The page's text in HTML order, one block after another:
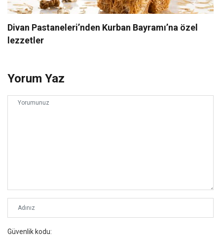
Divan Pastaneleri’nden Kurban Bayramı’na özel
lezzetler
Yorum Yaz
Güvenlik kodu: